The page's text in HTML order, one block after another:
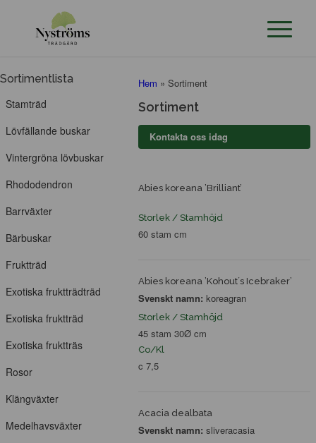
Sortimentlista
Stamträd
Lövfällande buskar
Vintergröna lövbuskar
Rhododendron
Barrväxter
Bärbuskar
Fruktträd
Exotiska fruktträdträd
Exotiska fruktträd
Exotiska fruktträs
Rosor
Klängväxter
Medelhavsväxter
Hem »Sortiment
Sortiment
Kontakta oss idag
Abies koreana ’Brilliant’
Storlek / Stamhöjd
60 stam cm
Abies koreana ’Kohout´s Icebraker’
Svenskt namn: koreagran
Storlek / Stamhöjd
45 stam 30Ø cm
Co/Kl
c 7,5
Acacia dealbata
Svenskt namn: sliveracasia